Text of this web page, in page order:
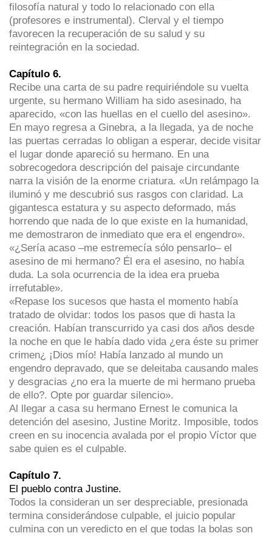
filosofía natural y todo lo relacionado con ella
(profesores e instrumental). Clerval y el tiempo
favorecen la recuperación de su salud y su
reintegración en la sociedad.
Capítulo 6.
Recibe una carta de su padre requiriéndole su vuelta
urgente, su hermano William ha sido asesinado, ha
aparecido, «con las huellas en el cuello del asesino».
En mayo regresa a Ginebra, a la llegada, ya de noche
las puertas cerradas lo obligan a esperar, decide visitar
el lugar donde apareció su hermano. En una
sobrecogedora descripción del paisaje circundante
narra la visión de la enorme criatura. «Un relámpago la
iluminó y me descubrió sus rasgos con claridad. La
gigantesca estatura y su aspecto deformado, más
horrendo que nada de lo que existe en la humanidad,
me demostraron de inmediato que era el engendro».
«¿Sería acaso –me estremecía sólo pensarlo– el
asesino de mi hermano? Él era el asesino, no había
duda. La sola ocurrencia de la idea era prueba
irrefutable».
«Repase los sucesos que hasta el momento había
tratado de olvidar: todos los pasos que di hasta la
creación. Habían transcurrido ya casi dos años desde
la noche en que le había dado vida ¿era éste su primer
crimen¿ ¡Dios mío! Había lanzado al mundo un
engendro depravado, que se deleitaba causando males
y desgracias ¿no era la muerte de mi hermano prueba
de ello?. Opte por guardar silencio».
Al llegar a casa su hermano Ernest le comunica la
detención del asesino, Justine Moritz. Imposible, todos
creen en su inocencia avalada por el propio Víctor que
sabe quien es el culpable.
Capítulo 7.
El pueblo contra Justine.
Todos la consideran un ser despreciable, presionada
termina considerándose culpable, el juicio popular
culmina con un veredicto en el que todas la bolas son